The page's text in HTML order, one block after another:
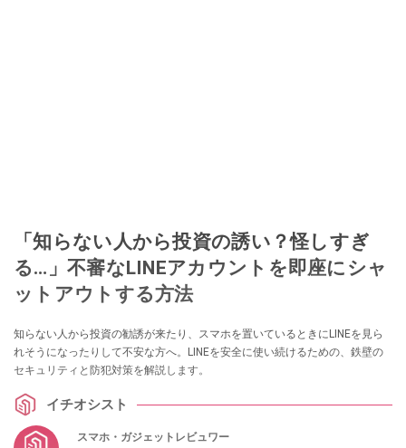
「知らない人から投資の誘い？怪しすぎ
る…」不審なLINEアカウントを即座にシャ
ットアウトする方法
知らない人から投資の勧誘が来たり、スマホを置いているときにLINEを見ら
れそうになったりして不安な方へ。LINEを安全に使い続けるための、鉄壁の
セキュリティと防犯対策を解説します。
イチオシスト
スマホ・ガジェットレビュワー